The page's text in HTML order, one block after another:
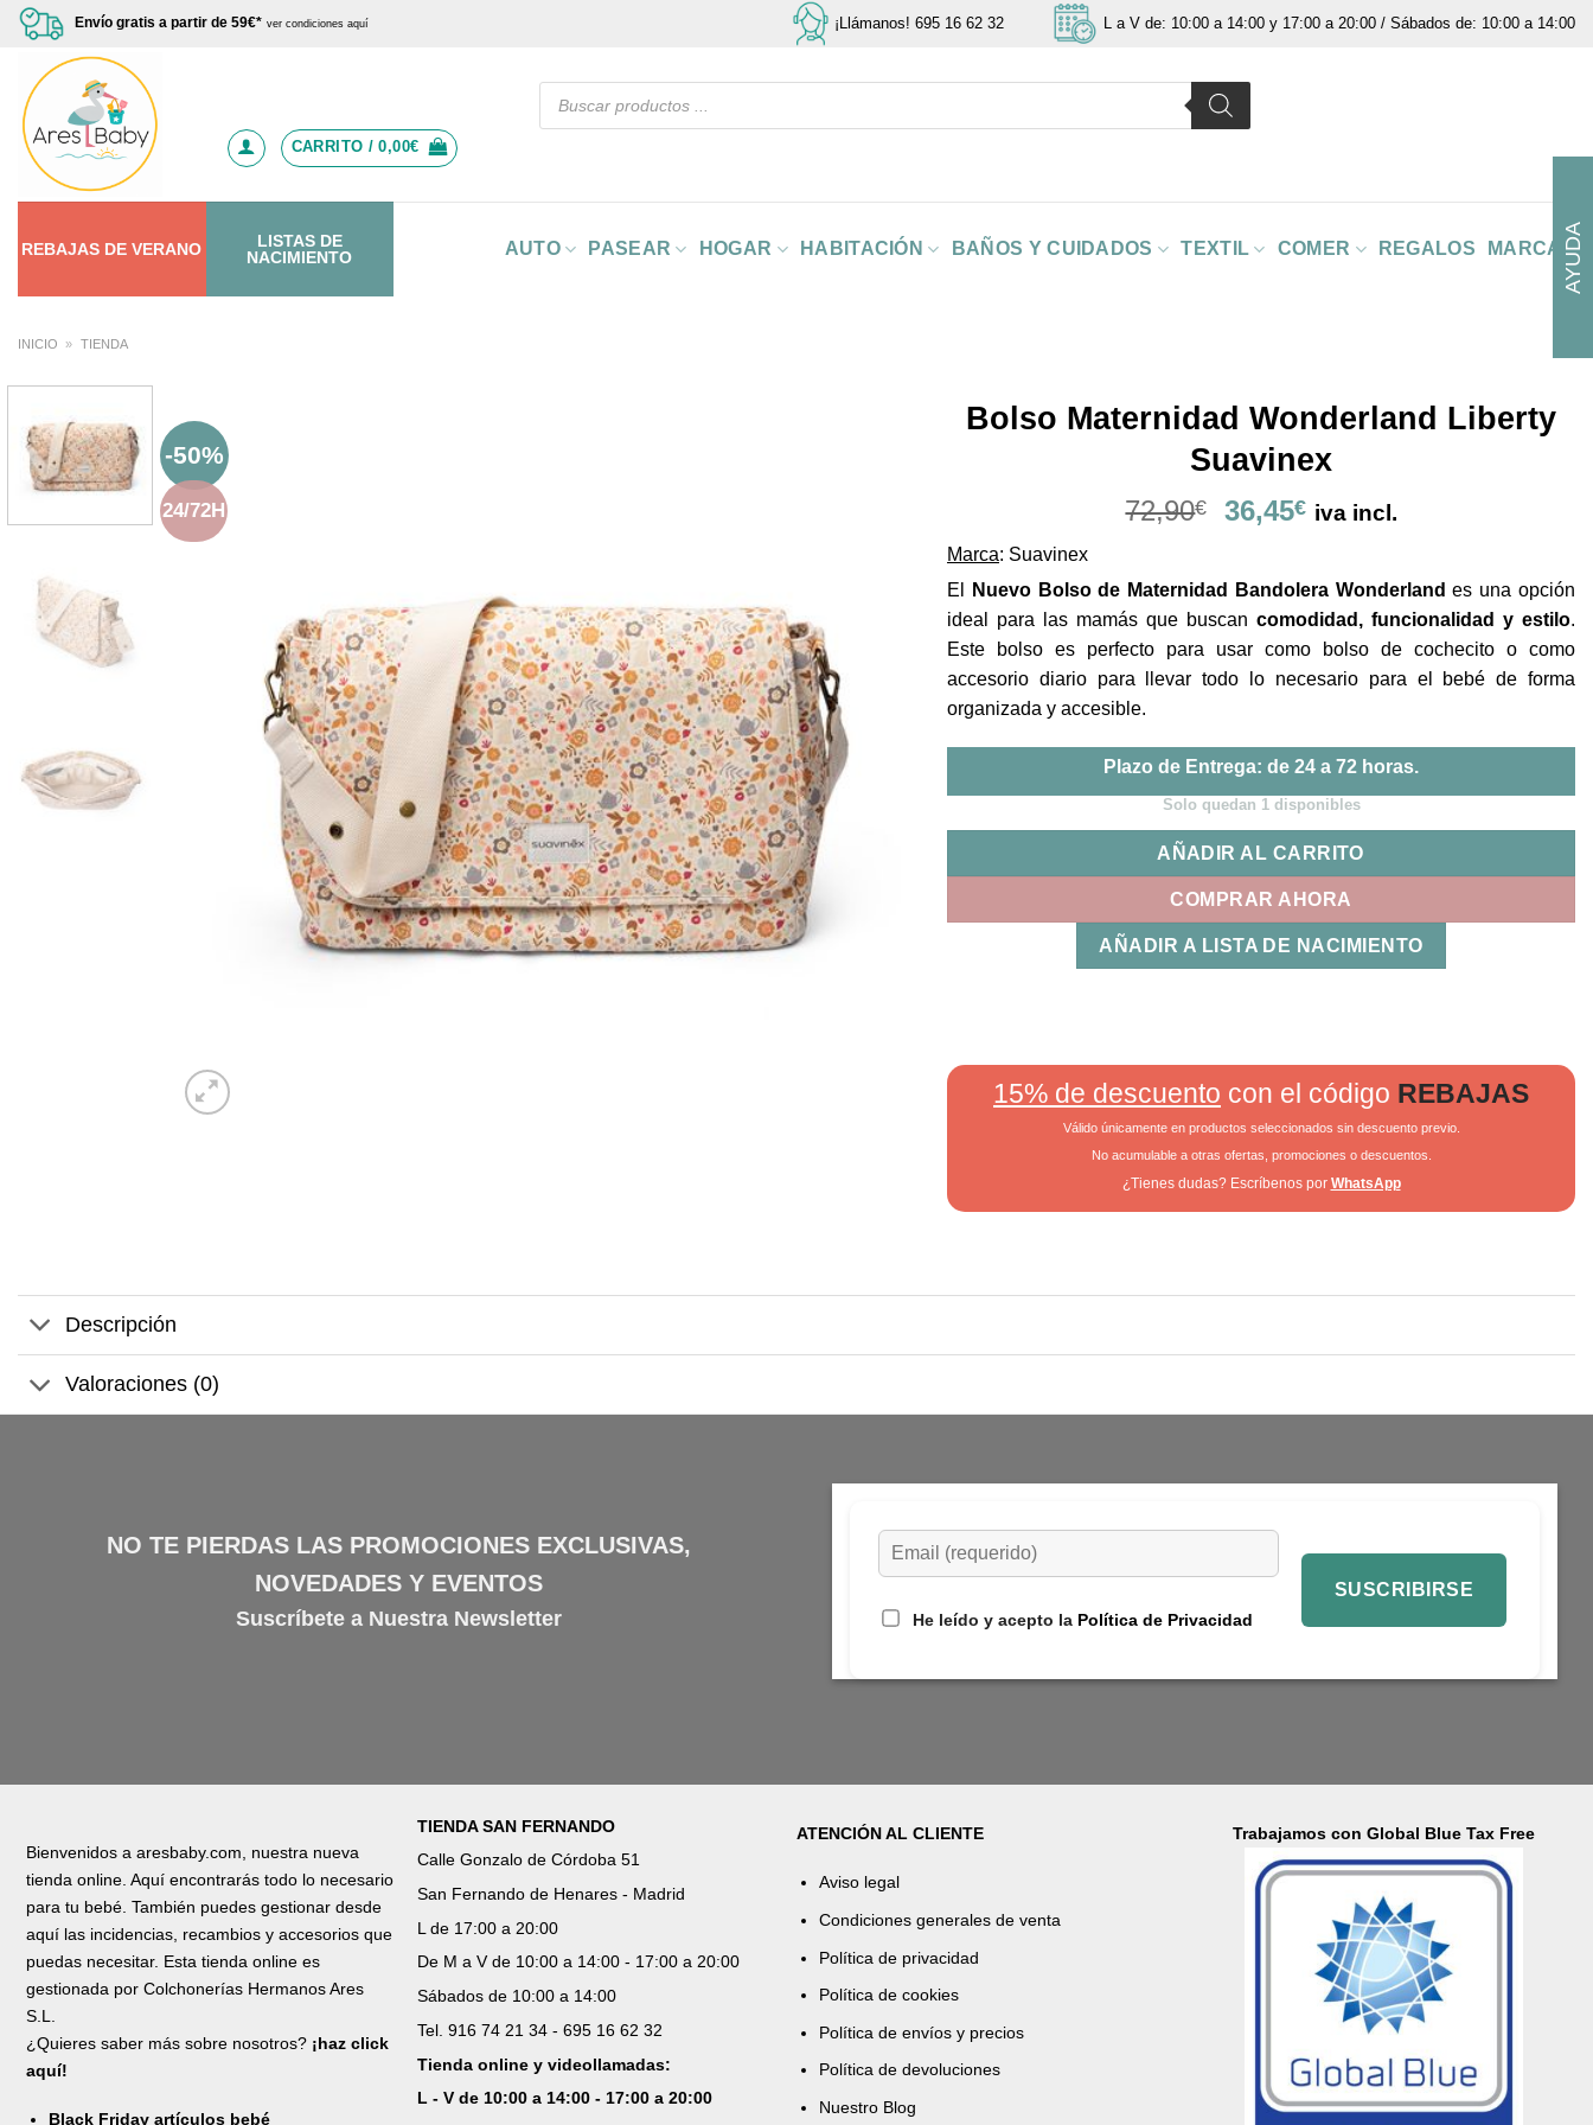
Saltar
contenido
Envío gratis a partir de 59€* ver condiciones aquí ¡Llámanos! 695 16 62 32 L a V de: 10:00 a 14:00 y 17:00 a 20:00 / Sábados de: 10:00 a 14:00
Búsqueda
CARRITO /0,00€
REBAJAS DEVERANO
LISTAS DE
NACIMIENTO
AUTO PASEAR HOGAR HABITACIÓN BAÑOS Y CUIDADOS TEXTIL COMER REGALOS MARCAS
INICIO » TIENDA
-50%
24/72H
Bolso Maternidad Wonderland Liberty
Suavinex
72,90€
El
era:
72,90€.
36,45€El
es:
36,45€.
iva incl.
Marca: Suavinex
El
Nuevo Bolso de Maternidad Bandolera Wonderland es una opción
ideal para las mamás que buscan comodidad, funcionalidad y estilo.
Este bolso es perfecto para usar como bolso de cochecito o como
accesorio diario para llevar todo lo necesario para el bebé de forma
organizada y accesible.
Plazo de Entrega: de 24 a 72 horas.
Solo quedan 1 disponibles
AÑADIR AL CARRITO
COMPRAR AHORA
AÑADIR A LISTA DE NACIMIENTO
15% de descuento con el código REBAJAS
Válido únicamente en productos seleccionados sin descuento previo.
No acumulable a otras ofertas, promociones o descuentos.
¿Tienes dudas? Escríbenos por WhatsApp
Descripción
Valoraciones (0)
NO TE PIERDAS LAS PROMOCIONES EXCLUSIVAS,
NOVEDADES Y EVENTOS
Suscríbete a Nuestra Newsletter He leído y acepto la Política de Privacidad
Bienvenidos a aresbaby.com, nuestra nueva
tienda online. Aquí encontrarás todo lo necesario
para tu bebé. También puedes gestionar desde
aquí las incidencias, recambios y accesorios que
puedas necesitar. Esta tienda online es
gestionada por Colchonerías Hermanos Ares
S.L.
¿Quieres saber más sobre nosotros? ¡haz click
aquí!
Black Friday artículos bebé
TIENDA SAN FERNANDO
Calle Gonzalo de Córdoba 51
San Fernando de Henares - Madrid
L de 17:00 a 20:00
De M a V de 10:00 a 14:00 - 17:00 a 20:00
Sábados de 10:00 a 14:00
Tel. 916 74 21 34 - 695 16 62 32
Tienda online y videollamadas:
L - V de 10:00 a 14:00 - 17:00 a 20:00
ATENCIÓN AL CLIENTE
Aviso legal
Condiciones generales de venta
Política de privacidad
Política de cookies
Política de envíos y precios
Política de devoluciones
Nuestro Blog
Trabajamos con Global Blue Tax Free
AYUDA